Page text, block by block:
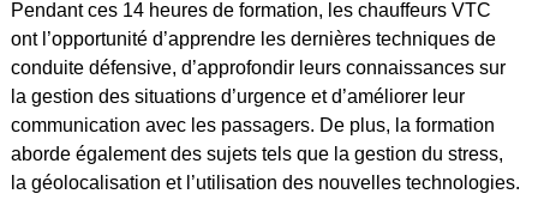
Pendant ces 14 heures de formation, les chauffeurs VTC
ont l’opportunité d’apprendre les dernières techniques de
conduite défensive, d’approfondir leurs connaissances sur
la gestion des situations d’urgence et d’améliorer leur
communication avec les passagers. De plus, la formation
aborde également des sujets tels que la gestion du stress,
la géolocalisation et l’utilisation des nouvelles technologies.